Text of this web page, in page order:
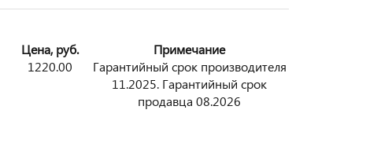
Цена, руб.
1220.00
Примечание
Гарантийный срок производителя
11.2025. Гарантийный срок
продавца 08.2026